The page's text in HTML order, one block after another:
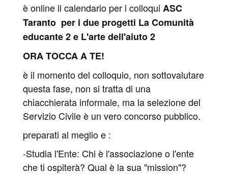
è online il calendario per i colloqui ASC
Taranto per i due progetti La Comunità
educante 2 e L'arte dell'aiuto 2
ORA TOCCA A TE!
è il momento del colloquio, non sottovalutare
questa fase, non si tratta di una
chiacchierata informale, ma la selezione del
Servizio Civile è un vero concorso pubblico.
preparati al meglio e :
-Studia l'Ente: Chi è l'associazione o l'ente
che ti ospiterà? Qual è la sua "mission"?